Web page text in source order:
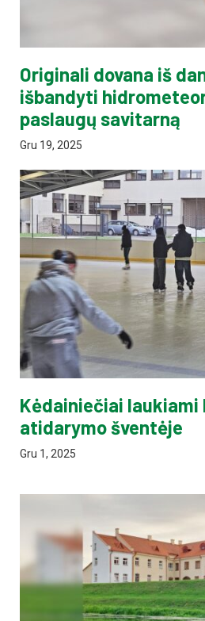
Originali dovana iš
išbandyti
paslaugų savitarną
Gru 19, 2025
Kėdainiečiai laukiami
atidarymo šventėje
Gru 1, 2025